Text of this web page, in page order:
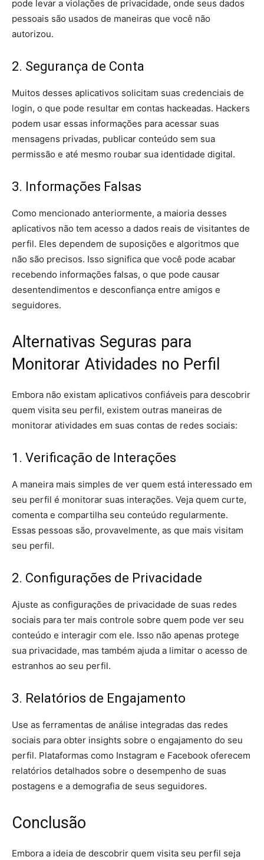
pode levar a violações de privacidade, onde seus dados
pessoais são usados de maneiras que você não
autorizou.
2. Segurança de Conta
Muitos desses aplicativos solicitam suas credenciais de
login, o que pode resultar em contas hackeadas. Hackers
podem usar essas informações para acessar suas
mensagens privadas, publicar conteúdo sem sua
permissão e até mesmo roubar sua identidade digital.
3. Informações Falsas
Como mencionado anteriormente, a maioria desses
aplicativos não tem acesso a dados reais de visitantes de
perfil. Eles dependem de suposições e algoritmos que
não são precisos. Isso significa que você pode acabar
recebendo informações falsas, o que pode causar
desentendimentos e desconfiança entre amigos e
seguidores.
Alternativas Seguras para
Monitorar Atividades no Perfil
Embora não existam aplicativos confiáveis para descobrir
quem visita seu perfil, existem outras maneiras de
monitorar atividades em suas contas de redes sociais:
1. Verificação de Interações
A maneira mais simples de ver quem está interessado em
seu perfil é monitorar suas interações. Veja quem curte,
comenta e compartilha seu conteúdo regularmente.
Essas pessoas são, provavelmente, as que mais visitam
seu perfil.
2. Configurações de Privacidade
Ajuste as configurações de privacidade de suas redes
sociais para ter mais controle sobre quem pode ver seu
conteúdo e interagir com ele. Isso não apenas protege
sua privacidade, mas também ajuda a limitar o acesso de
estranhos ao seu perfil.
3. Relatórios de Engajamento
Use as ferramentas de análise integradas das redes
sociais para obter insights sobre o engajamento do seu
perfil. Plataformas como Instagram e Facebook oferecem
relatórios detalhados sobre o desempenho de suas
postagens e a demografia de seus seguidores.
Conclusão
Embora a ideia de descobrir quem visita seu perfil seja